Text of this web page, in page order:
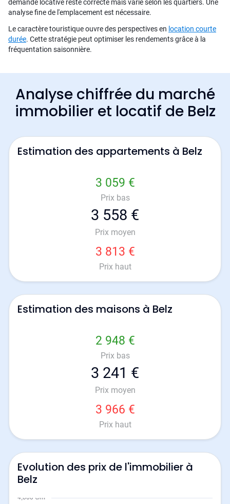
demande locative reste correcte mais varie selon les quartiers. Une
analyse fine de l'emplacement est nécessaire.
Le caractère touristique ouvre des perspectives en location courte
durée. Cette stratégie peut optimiser les rendements grâce à la
fréquentation saisonnière.
Analyse chiffrée du marché
immobilier et locatif de Belz
Estimation des appartements à Belz
3 059 €
Prix bas
3 558 €
Prix moyen
3 813 €
Prix haut
Estimation des maisons à Belz
2 948 €
Prix bas
3 241 €
Prix moyen
3 966 €
Prix haut
Evolution des prix de l'immobilier à
Belz